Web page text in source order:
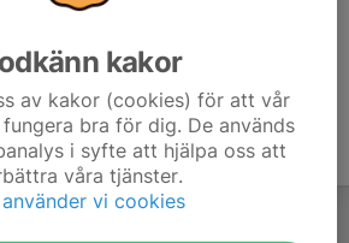
kakor
av kakor (cookies) för att vår
bra för dig. De används
i syfte att hjälpa oss att
våra tjänster.
använder vi cookies